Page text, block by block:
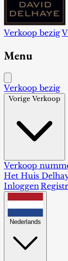
Verkoop bezig
Menu
Verkoop bezig
Vorige Verkoop
Verkoop
Het Huis
Inloggen
Nederlands